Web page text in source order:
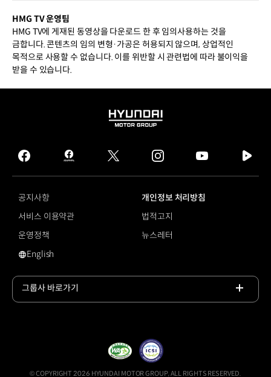
HMG TV 운영팀
HMG TV에 게재된 동영상을 다운로드 한 후 임의사용하는 것을
금합니다. 콘텐츠의 임의 변형·가공은 허용되지 않으며, 상업적인
목적으로 사용할 수 없습니다. 이를 위반할 시 관련법에 따라 불이익을
받을 수 있습니다.
HYUNDAI
GROUP
facebook
hmg
journal
twitter instagram
tv
공지사항
개인정보 처리방침
서비스 이용약관
법적고지
운영정책
뉴스레터
영문 사이트로 이동
English
그룹사 바로가기
© COPYRIGHT 2026 HYUNDAI MOTOR GROUP, ALL RIGHTS RESERVED.